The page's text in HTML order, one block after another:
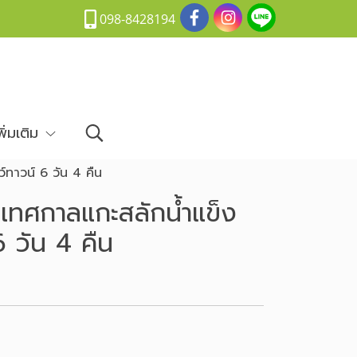
098-8428194
มเติม
ทาวน์ 6 วัน 4 คืน
ศกาลแกะสลักน้ำแข็ง
วัน 4 คืน